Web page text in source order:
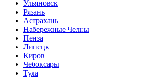
Ульяновск
Рязань
Астрахань
Набережные Челны
Пенза
Липецк
Киров
Чебоксары
Тула